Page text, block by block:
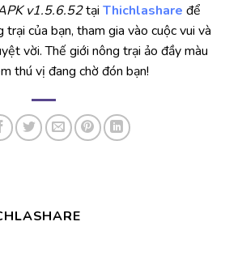
v1.5.6.52tại Thichlashare để
trại của bạn, tham gia vào cuộc vui và
vời. Thế giới nông trại ảo đầy màu
thú vị đang chờ đón bạn!